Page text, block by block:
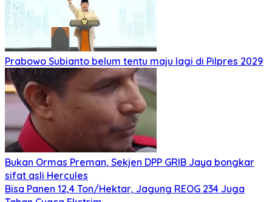
Prabowo Subianto belum tentu maju lagi di Pilpres 2029
Bukan Ormas Preman, Sekjen DPP GRIB Jaya bongkar
sifat asli Hercules
Bisa Panen 12,4 Ton/Hektar, Jagung REOG 234 Juga